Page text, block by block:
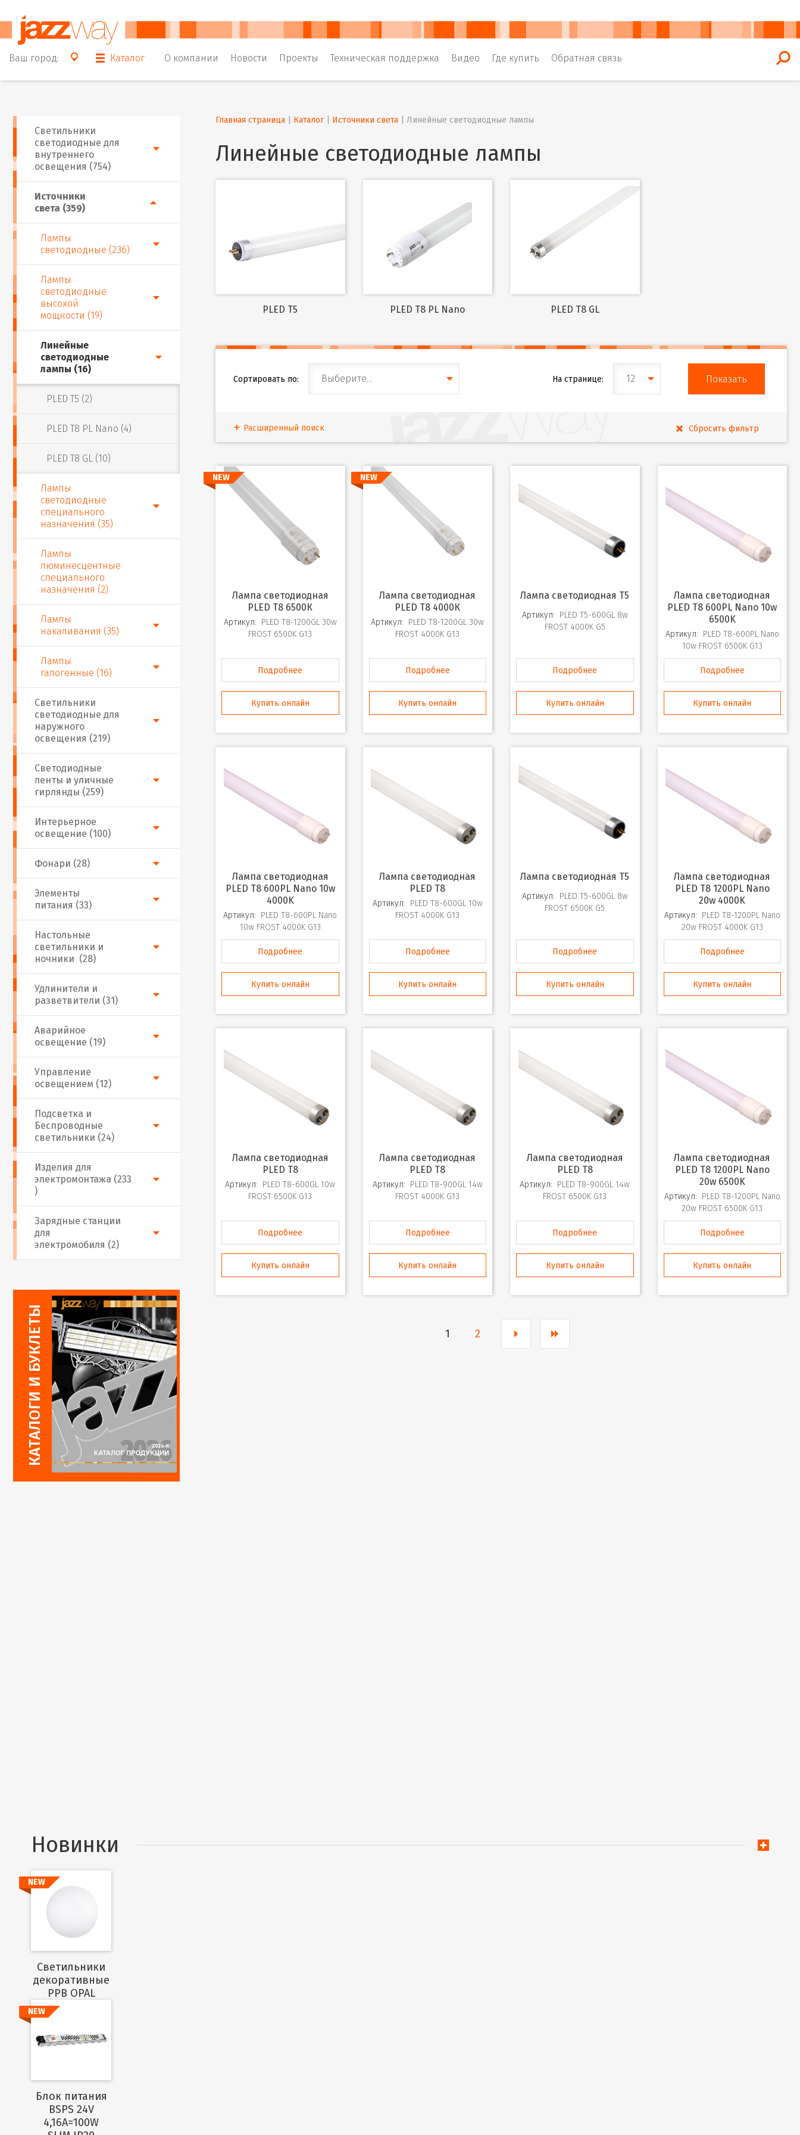
Ваш город: Каталог О компании Новости Проекты Техническая поддержка Видео Где купить Обратная связь
Фонари (28)
Аварийное
освещение (19)
Настольные
светильники и
ночники (28)
Подсветка и
Беспроводные
светильники (24)
Интерьерное
освещение (100)
Изделия для
электромонтажа (233
)
Источники
света (359)
Лампы
светодиодные (236)
Лампы
светодиодные
высокой
мощности (19)
Линейные
светодиодные
лампы (16)
PLED T5 (2)
PLED T8 PL Nano (4)
PLED T8 GL (10)
Лампы
светодиодные
специального
назначения (35)
Лампы
люминесцентные
специального
назначения (2)
Лампы
накаливания (35)
Лампы
галогенные (16)
Светодиодные
ленты и уличные
гирлянды (259)
Светильники
светодиодные для
внутреннего
освещения (754)
Светильники
светодиодные для
наружного
освещения (219)
Удлинители и
разветвители (31)
Управление
освещением (12)
Элементы
питания (33)
Зарядные станции
для
электромобиля (2)
Главная страница Каталог | Источники света Линейные светодиодные лампы
Линейные светодиодные лампы
PLED T5 PLED T8 PL Nano PLED T8 GL
Сортировать по: Выберите... На странице: 12
Расширенный поиск
NEW
Лампа светодиодная
PLED T8 6500К
Артикул: PLED T8-1200GL 30w
FROST 6500K G13
Подробнее
Купить онлайн
NEW
Лампа светодиодная
PLED T8 4000К
Артикул: PLED T8-1200GL 30w
FROST 4000K G13
Подробнее
Купить онлайн
Лампа светодиодная T5
Артикул: PLED T5-600GL 8w
FROST 4000K G5
Подробнее
Купить онлайн
Лампа светодиодная
PLED T8 600PL Nano 10w
6500K
Артикул: PLED T8-600PL Nano
10w FROST 6500K G13
Подробнее
Купить онлайн
Лампа светодиодная
PLED T8 600PL Nano 10w
4000K
Артикул: PLED T8-600PL Nano
10w FROST 4000K G13
Подробнее
Купить онлайн
Лампа светодиодная
PLED T8
Артикул: PLED T8-600GL 10w
FROST 4000K G13
Подробнее
Купить онлайн
Лампа светодиодная T5
Артикул: PLED T5-600GL 8w
FROST 6500K G5
Подробнее
Купить онлайн
Лампа светодиодная
PLED T8 1200PL Nano
20w 4000K
Артикул: PLED T8-1200PL Nano
20w FROST 4000K G13
Подробнее
Купить онлайн
Лампа светодиодная
PLED T8
Артикул: PLED T8-600GL 10w
FROST 6500K G13
Подробнее
Купить онлайн
Лампа светодиодная
PLED T8
Артикул: PLED T8-900GL 14w
FROST 4000K G13
Подробнее
Купить онлайн
Лампа светодиодная
PLED T8
Артикул: PLED T8-900GL 14w
FROST 6500K G13
Подробнее
Купить онлайн
Лампа светодиодная
PLED T8 1200PL Nano
20w 6500K
Артикул: PLED T8-1200PL Nano
20w FROST 6500K G13
Подробнее
Купить онлайн
1 2
Новинки
NEW
Cветильники
декоративные
PPB OPAL
Подробнее
NEW
Блок питания
BSPS 24V
4,16A=100W